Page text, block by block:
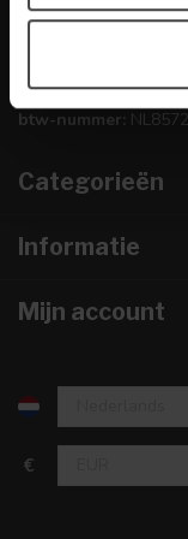
KVK nummer:
btw-nummer:
Categorieën
Informatie
Mijn account
€